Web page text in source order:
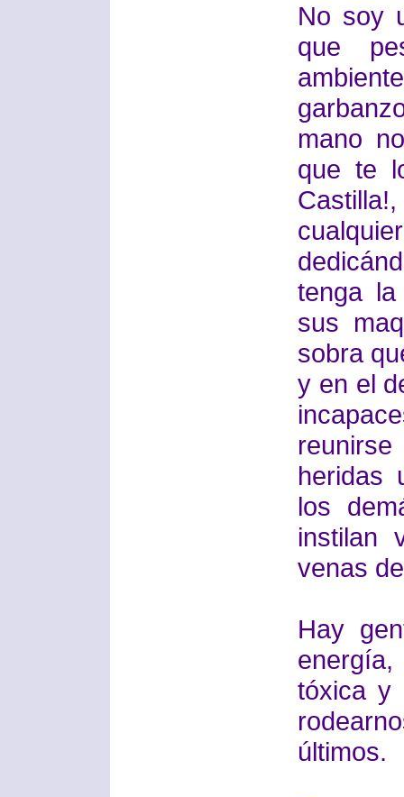
No soy
que
mano
que te
tenga
sus
sobra
y en el
heridas
los
instilan
venas
Hay
tóxica y
últimos.